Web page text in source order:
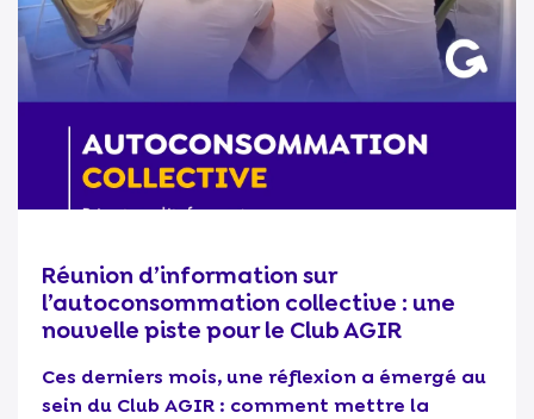
Réunion d’information sur
l’autoconsommation collective : une
nouvelle piste pour le Club AGIR
Ces derniers mois, une réflexion a émergé au
sein du Club AGIR : comment mettre la